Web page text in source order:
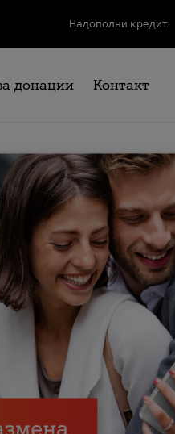
Надополни кредит
донации Контакт